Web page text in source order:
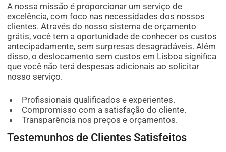
A nossa missão é proporcionar um serviço de
excelência, com foco nas necessidades dos nossos
clientes. Através do nosso sistema de orçamento
grátis, você tem a oportunidade de conhecer os custos
antecipadamente, sem surpresas desagradáveis. Além
disso, o deslocamento sem custos em Lisboa significa
que você não terá despesas adicionais ao solicitar
nosso serviço.
Profissionais qualificados e experientes.
Compromisso com a satisfação do cliente.
Transparência nos preços e orçamentos.
Testemunhos de Clientes Satisfeitos